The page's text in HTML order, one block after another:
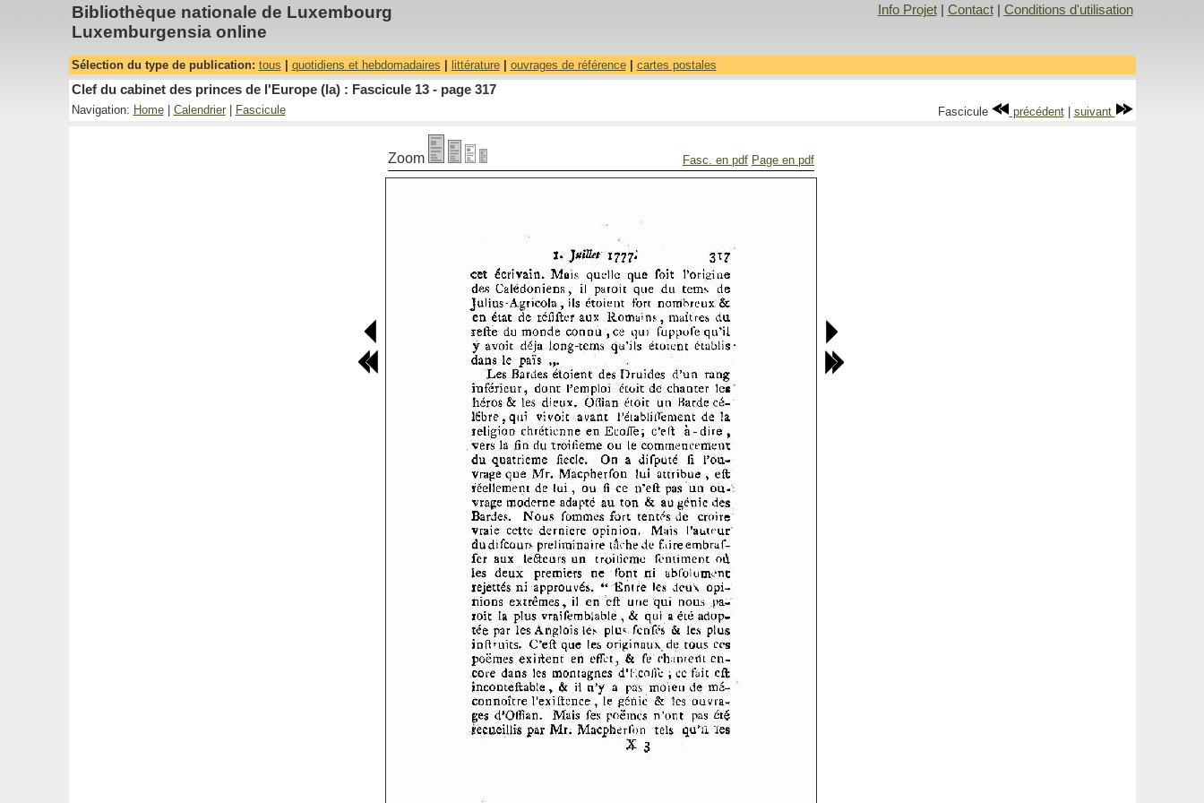
Bibliothèque nationale de Luxembourg
Luxemburgensia online
Info Projet| Contact| Conditions d'utilisation
Sélection du type de publication: tous quotidiens et hebdomadaires littérature| ouvrages de référence| cartes postales
Clef du cabinet des princes de l'Europe (la) : Fascicule 13 - page 317
Navigation: Home| Calendrier| Fascicule Fascicule précédent| suivant
Zoom Fasc. en pdf Page en pdf